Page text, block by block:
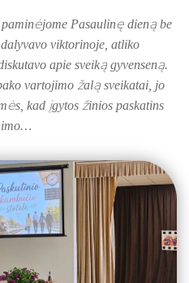
Pasaulinę dieną be
viktorinoje, atliko
apie sveiką gyvenseną.
vartojimo žalą sveikatai, jo
kad įgytos žinios paskatins